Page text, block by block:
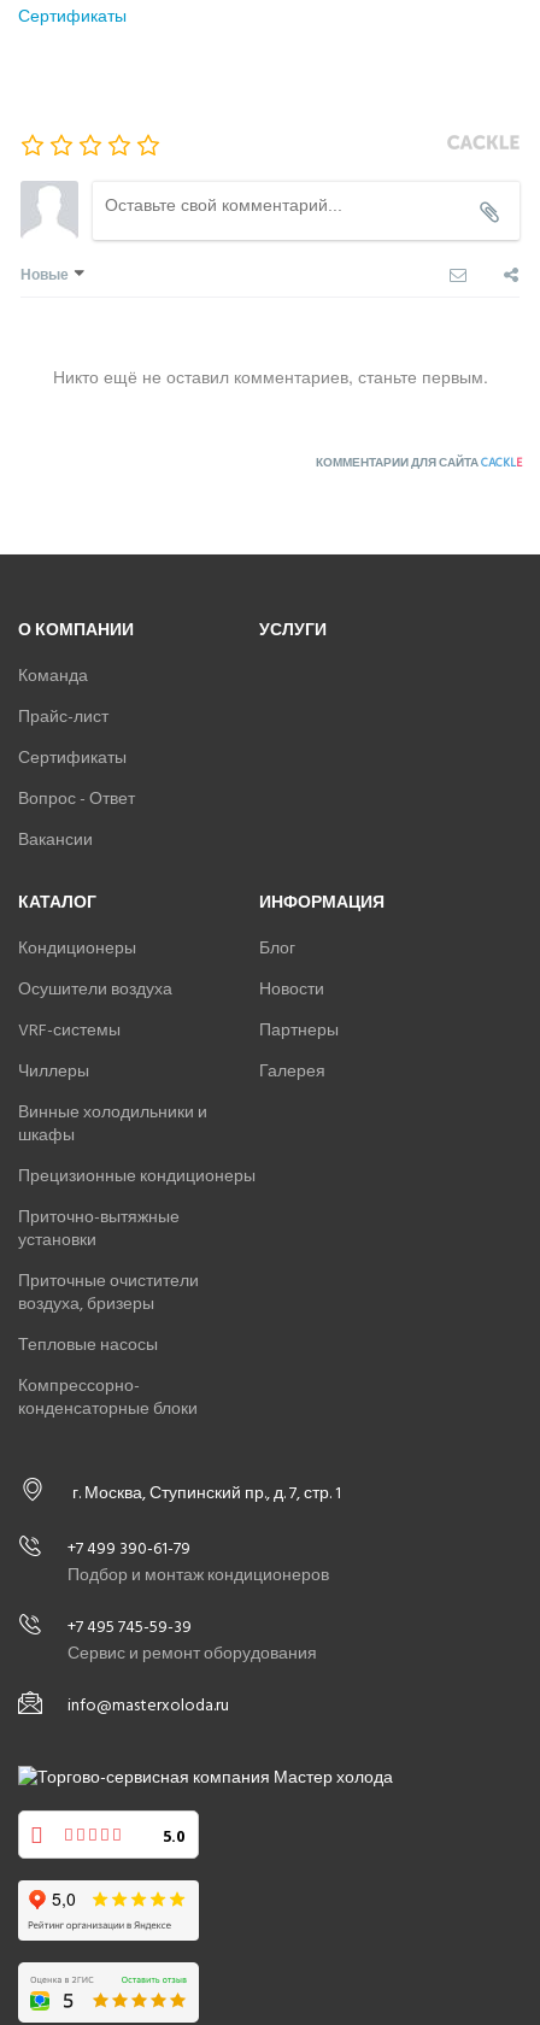
Сертификаты
Новые
Никто ещё не оставил комментариев, станьте первым.
КОММЕНТАРИИ ДЛЯ САЙТАCACKLE
О КОМПАНИИ
Команда
Прайс-лист
Сертификаты
Вопрос - Ответ
Вакансии
УСЛУГИ
КАТАЛОГ
Кондиционеры
Осушители воздуха
VRF-системы
Чиллеры
Винные холодильники и
шкафы
Прецизионные кондиционеры
Приточно-вытяжные
установки
Приточные очистители
воздуха, бризеры
Тепловые насосы
Компрессорно-
конденсаторные блоки
ИНФОРМАЦИЯ
Блог
Новости
Партнеры
Галерея
г. Москва, Ступинский пр., д. 7, стр. 1
+7 499 390-61-79
Подбор и монтаж кондиционеров
+7 495 745-59-39
Сервис и ремонт оборудования
info@masterxoloda.ru
5.0